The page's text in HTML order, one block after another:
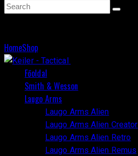
Search
HK
HomeShopHK
Főoldal
Smith & Wesson
Laugo Arms
Laugo Arms Alien
Laugo Arms Alien Creator
Laugo Arms Alien Retro
Laugo Arms Alien Remus